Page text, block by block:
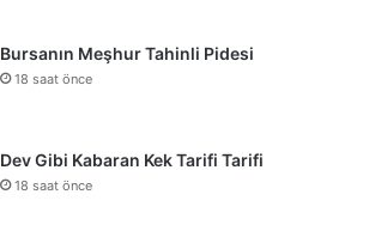
Bursanın Meşhur Tahinli Pidesi
18 saat önce
Dev Gibi Kabaran Kek Tarifi Tarifi
18 saat önce